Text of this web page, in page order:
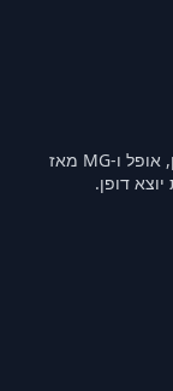
השותף המהימן שלכם לחלקי חילוף פיג'ו, סיטרואן, אופל ו-MG מאז